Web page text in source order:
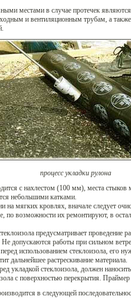
местами в случае протечек
и вентиляционным трубам, а также
процесс укладки рулона
с нахлестом (100 мм), места
небольшими катками.
на мягких кровлях, вначале следует
по возможности их ремонтируют, в
предусматривает проведение
допускаются работы при сильном
использованием стеклоизола, его
дальнейшее растрескивание материала.
укладкой стеклоизола, должен
с поверхностью перекрытия.
в следующей